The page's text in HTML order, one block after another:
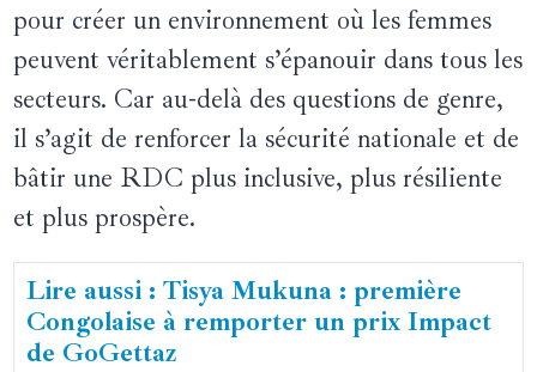
pour créer un environnement où les femmes
peuvent véritablement s’épanouir dans tous les
secteurs. Car au-delà des questions de genre,
il s’agit de renforcer la sécurité nationale et de
bâtir une RDC plus inclusive, plus résiliente
et plus prospère.
Lire aussi : Tisya Mukuna : première
Congolaise à remporter un prix Impact
de GoGettaz